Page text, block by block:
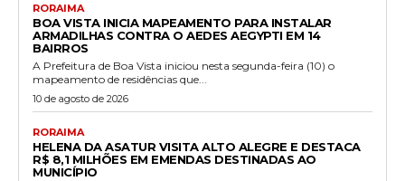
RORAIMA
BOA VISTA INICIA MAPEAMENTO PARA INSTALAR
ARMADILHAS CONTRA O AEDES AEGYPTI EM 14
BAIRROS
A Prefeitura de Boa Vista iniciou nesta segunda-feira (10) o
mapeamento de residências que...
10 de agosto de 2026
RORAIMA
HELENA DA ASATUR VISITA ALTO ALEGRE E DESTACA
R$ 8,1 MILHÕES EM EMENDAS DESTINADAS AO
MUNICÍPIO